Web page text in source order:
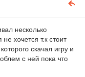
несколько
хочется т.к стоит
скачал игру и
с ней пока что